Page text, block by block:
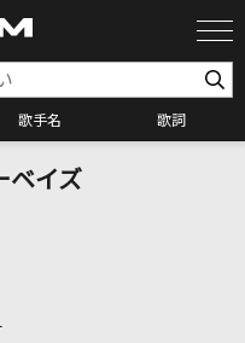
歌手名 歌詞
索
ベイズ